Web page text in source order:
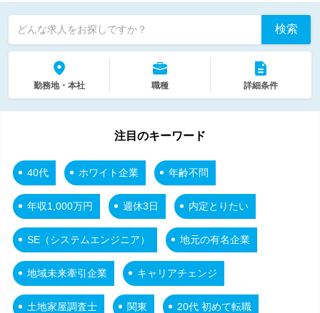
どんな求人をお探しですか？ 検索
勤務地・本社 職種 詳細条件
注目のキーワード
40代 ホワイト企業 年齢不問
年収1,000万円 週休3日 内定とりたい
SE（システムエンジニア） 地元の有名企業
地域未来牽引企業 キャリアチェンジ
土地家屋調査士 関東 20代 初めて転職